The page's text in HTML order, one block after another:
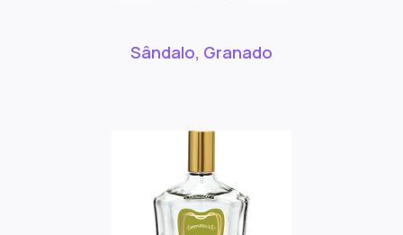
Sândalo, Granado